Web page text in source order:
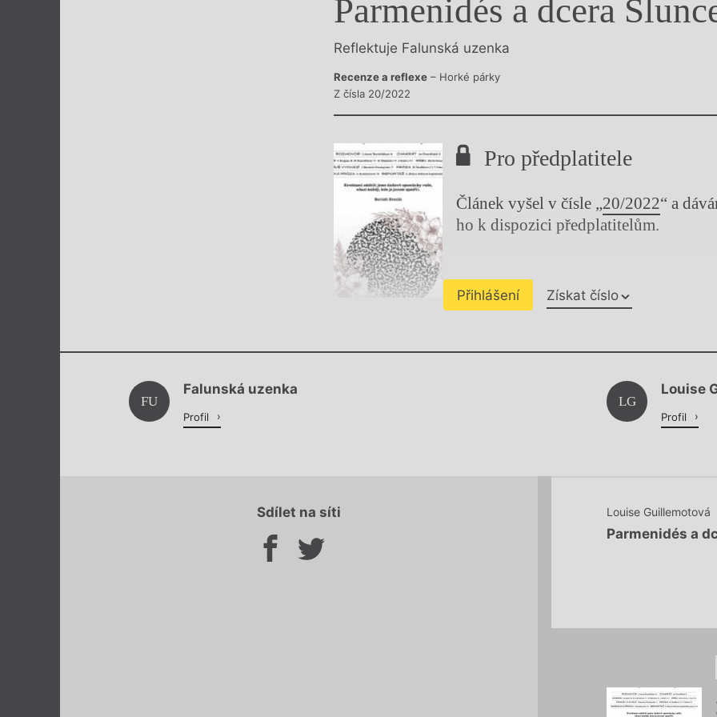
Výroční cenyParmenidés a dcera
Reflektuje Falunská uzenka
Recenze a reflexe – Horké párky
Z čísla 20/2022
Pro předplatitele
Článek vyšel v čísle „20/2022“ a
ho k dispozici předplatitelům.
Přihlášení Získat číslo
Chviličku.
FU
Falunská uzenka
Profil
LG
Louise
Profil
Sdílet na síti Louise Guillemotová
Parmenidés a